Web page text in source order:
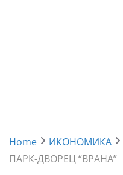
Home ИКОНОМИКА
ПАРК-ДВОРЕЦ “ВРАНА”